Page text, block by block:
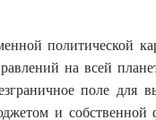
политической
на всей
поле
и собственной